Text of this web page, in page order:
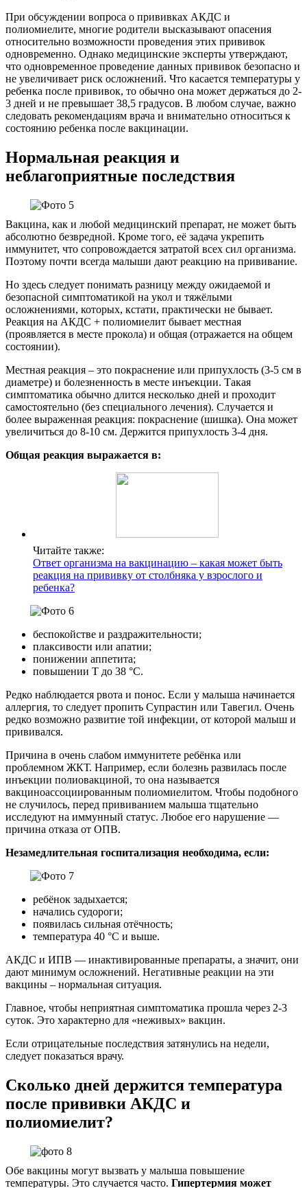
При обсуждении вопроса о прививках АКДС и
полиомиелите, многие родители высказывают опасения
относительно возможности проведения этих прививок
одновременно. Однако медицинские эксперты утверждают,
что одновременное проведение данных прививок безопасно и
не увеличивает риск осложнений. Что касается температуры у
ребенка после прививок, то обычно она может держаться до 2-
3 дней и не превышает 38,5 градусов. В любом случае, важно
следовать рекомендациям врача и внимательно относиться к
состоянию ребенка после вакцинации.
Нормальная реакция и
неблагоприятные последствия
Вакцина, как и любой медицинский препарат, не может быть
абсолютно безвредной. Кроме того, её задача укрепить
иммунитет, что сопровождается затратой всех сил организма.
Поэтому почти всегда малыши дают реакцию на прививание.
Но здесь следует понимать разницу между ожидаемой и
безопасной симптоматикой на укол и тяжёлыми
осложнениями, которых, кстати, практически не бывает.
Реакция на АКДС + полиомиелит бывает местная
(проявляется в месте прокола) и общая (отражается на общем
состоянии).
Местная реакция – это покраснение или припухлость (3-5 см в
диаметре) и болезненность в месте инъекции. Такая
симптоматика обычно длится несколько дней и проходит
самостоятельно (без специального лечения). Случается и
более выраженная реакция: покраснение (шишка). Она может
увеличиться до 8-10 см. Держится припухлость 3-4 дня.
Общая реакция выражается в:
Читайте также:
Ответ организма на вакцинацию – какая может быть
реакция на прививку от столбняка у взрослого и
ребенка?
беспокойстве и раздражительности;
плаксивости или апатии;
понижении аппетита;
повышении Т до 38 °C.
Редко наблюдается рвота и понос. Если у малыша начинается
аллергия, то следует пропить Супрастин или Тавегил. Очень
редко возможно развитие той инфекции, от которой малыш и
прививался.
Причина в очень слабом иммунитете ребёнка или
проблемном ЖКТ. Например, если болезнь развилась после
инъекции полиовакциной, то она называется
вакциноассоциированным полиомиелитом. Чтобы подобного
не случилось, перед прививанием малыша тщательно
исследуют на иммунный статус. Любое его нарушение —
причина отказа от ОПВ.
Незамедлительная госпитализация необходима, если:
ребёнок задыхается;
начались судороги;
появилась сильная отёчность;
температура 40 °C и выше.
АКДС и ИПВ — инактивированные препараты, а значит, они
дают минимум осложнений. Негативные реакции на эти
вакцины – нормальная ситуация.
Главное, чтобы неприятная симптоматика прошла через 2-3
суток. Это характерно для «неживых» вакцин.
Если отрицательные последствия затянулись на недели,
следует показаться врачу.
Сколько дней держится температура
после прививки АКДС и
полиомиелит?
Обе вакцины могут вызвать у малыша повышение
температуры. Это случается часто. Гипертермия может